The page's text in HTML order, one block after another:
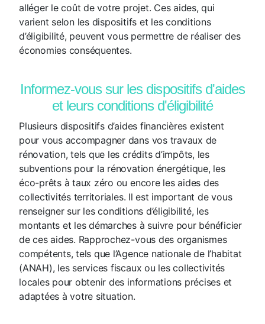
alléger le coût de votre projet. Ces aides, qui
varient selon les dispositifs et les conditions
d’éligibilité, peuvent vous permettre de réaliser des
économies conséquentes.
Informez-vous sur les dispositifs d'aides
et leurs conditions d'éligibilité
Plusieurs dispositifs d’aides financières existent
pour vous accompagner dans vos travaux de
rénovation, tels que les crédits d’impôts, les
subventions pour la rénovation énergétique, les
éco-prêts à taux zéro ou encore les aides des
collectivités territoriales. Il est important de vous
renseigner sur les conditions d’éligibilité, les
montants et les démarches à suivre pour bénéficier
de ces aides. Rapprochez-vous des organismes
compétents, tels que l’Agence nationale de l’habitat
(ANAH), les services fiscaux ou les collectivités
locales pour obtenir des informations précises et
adaptées à votre situation.